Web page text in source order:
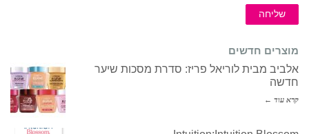
שליחה
מוצרים חדשים
אלביב מבית לוריאל פריז: סדרת מסכות שיער
חדשה
קרא עוד ←